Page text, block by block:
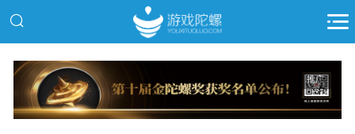
推广